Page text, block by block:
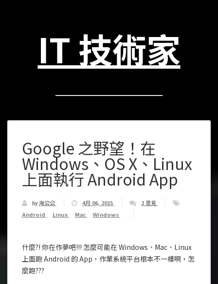
IT 技術家
Google 之野望！在
Windows、OS X、Linux
上面執行 Android App
by海公公 4月 06, 2015
2 意見
Android
Linux Mac Windows
什麼?! 你在作夢吧!!! 怎麼可能在 Windows、Mac、Linux
上面跑 Android 的 App，作業系統平台根本不一樣啊，怎
麼跑???